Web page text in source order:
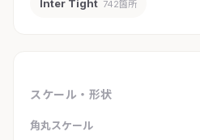
Inter Tight 742箇所
スケール・形状
角丸スケール